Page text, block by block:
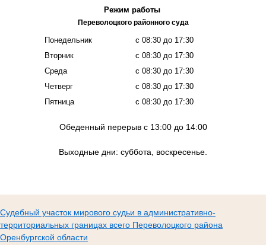
Режим работы
Переволоцкого районного суда
Понедельник
с 08:30 до 17:30
Вторник
с 08:30 до 17:30
Среда
с 08:30 до 17:30
Четверг
с 08:30 до 17:30
Пятница
с 08:30 до 17:30
Обеденный перерыв с 13:00 до 14:00
Выходные дни: суббота, воскресенье.
Судебный участок мирового судьи в административно-
территориальных границах всего Переволоцкого района
Оренбургской области